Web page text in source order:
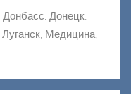
Донбасс, Донецк,
Луганск, Медицина,